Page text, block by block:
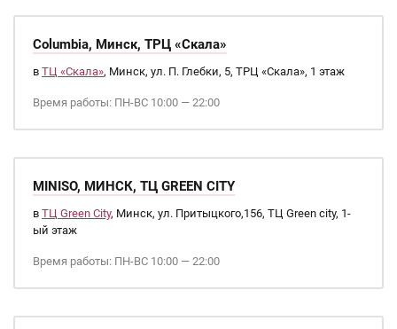
Columbia, Минск, ТРЦ «Скала»
в ТЦ «Скала», Минск, ул. П. Глебки, 5, ТРЦ «Скала», 1 этаж
Время работы: ПН-ВС 10:00 — 22:00
MINISO, МИНСК, ТЦ GREEN CITY
в ТЦ Green City, Минск, ул. Притыцкого,156, ТЦ Green city, 1-
ый этаж
Время работы: ПН-ВС 10:00 — 22:00